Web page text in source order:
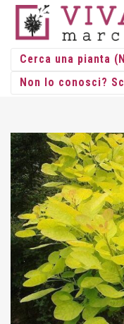
HOME /CESPUGLI/